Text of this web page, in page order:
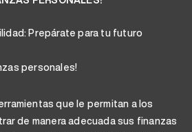
Prepárate para tu futuro
personales!
que le permitan a los
de manera adecuada sus finanzas